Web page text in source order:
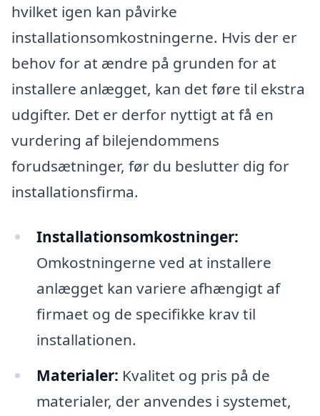
hvilket igen kan påvirke
installationsomkostningerne. Hvis der er
behov for at ændre på grunden for at
installere anlægget, kan det føre til ekstra
udgifter. Det er derfor nyttigt at få en
vurdering af bilejendommens
forudsætninger, før du beslutter dig for
installationsfirma.
Installationsomkostninger:
Omkostningerne ved at installere
anlægget kan variere afhængigt af
firmaet og de specifikke krav til
installationen.
Materialer: Kvalitet og pris på de
materialer, der anvendes i systemet,